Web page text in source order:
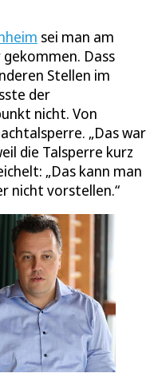
sei man am
Dass
Stellen im
der
nicht. Von
„Das war
die Talsperre kurz
„Das kann man
nicht vorstellen.“